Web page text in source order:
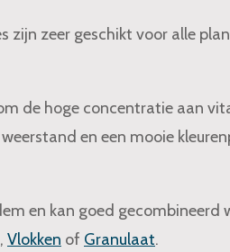
zijn zeer geschikt voor alle
de hoge concentratie aan
en een mooie
en kan goed gecombineerd
, Vlokken of Granulaat.